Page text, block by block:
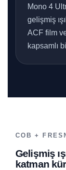
Mono 4
gelişmiş
ACF film
kapsamlı
COB +
Gelişmiş
katman